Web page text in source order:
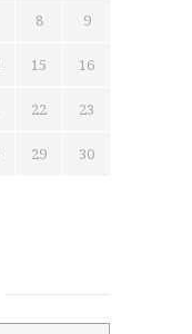
8 9
15 16
22 23
29 30